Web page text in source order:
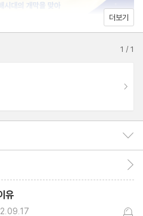
다. 『그래서 우리는 달에 간다』는
, 독자들에게 제시하는 명쾌한 달 탐
수십, 수백 발씩 쏘아 올리고, 인도
마어마한 돈을 들여가며 달에 가려
에 SF작가인 저자가 본인의 앎과
달에 가야 한다!
더보기
1 /1
유